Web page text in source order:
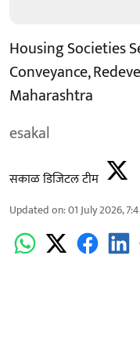
Housing Societies
Conveyance,
Maharashtra
esakal
सकाळ डिजिटल टीम
Updated on:01 July 2026,